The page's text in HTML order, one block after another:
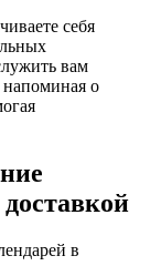
себя
вам
напоминая о
в